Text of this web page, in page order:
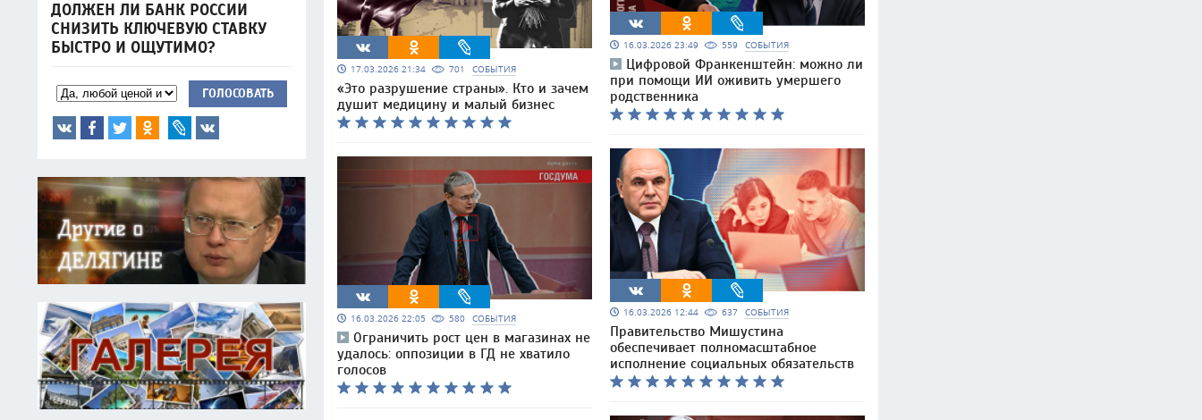
ДОЛЖЕН ЛИ БАНК РОССИИ
СНИЗИТЬ КЛЮЧЕВУЮ СТАВКУ
БЫСТРО И ОЩУТИМО?
ГОЛОСОВАТЬ
17.03.2026 21:34 701 СОБЫТИЯ
«Это разрушение страны». Кто и зачем
душит медицину и малый бизнес
16.03.2026 22:05 580 СОБЫТИЯ
Ограничить рост цен в магазинах не
удалось: оппозиции в ГД не хватило
голосов
16.03.2026 23:49 559 СОБЫТИЯ
Цифровой Франкенштейн: можно ли
при помощи ИИ оживить умершего
родственника
16.03.2026 12:44 637 СОБЫТИЯ
Правительство Мишустина
обеспечивает полномасштабное
исполнение социальных обязательств